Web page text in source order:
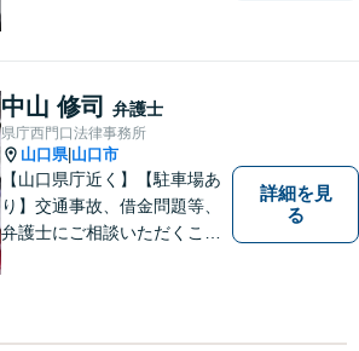
中山 修司 弁護士
県庁西門口法律事務所
山口県| 山口市
【山口県庁近く】【駐車場あ
り】交通事故、借金問題等、
弁護士にご相談いただくこと
る弁護士が、客観的視点から
詳細を見
る